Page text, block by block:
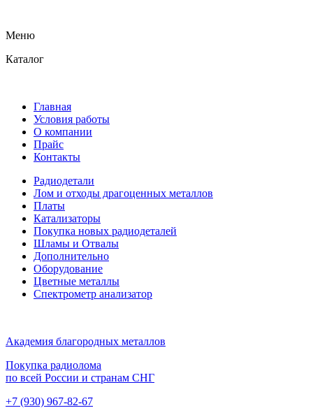
Меню
Каталог
Главная
Условия работы
О компании
Прайс
Контакты
Радиодетали
Лом и отходы драгоценных металлов
Платы
Катализаторы
Покупка новых радиодеталей
Шламы и Отвалы
Дополнительно
Оборудование
Цветные металлы
Спектрометр анализатор
Академия благородных металлов
Покупка радиолома
по всей России и странам СНГ
+7 (930) 967-82-67